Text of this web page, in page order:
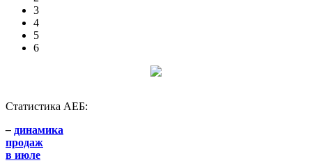
3
4
5
6
Статистика АЕБ:
– динамика
продаж
в июле